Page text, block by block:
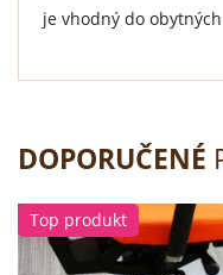
je vhodný do
DOPORUČENÉ
Top produkt